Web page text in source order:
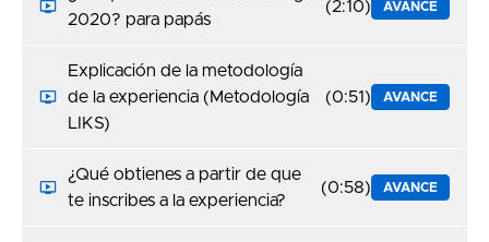
2020? para papás
(2:10) AVANCE
Explicación de la metodología
de la experiencia (Metodología
LIKS)
(0:51) AVANCE
¿Qué obtienes a partir de que
te inscribes a la experiencia?
(0:58) AVANCE